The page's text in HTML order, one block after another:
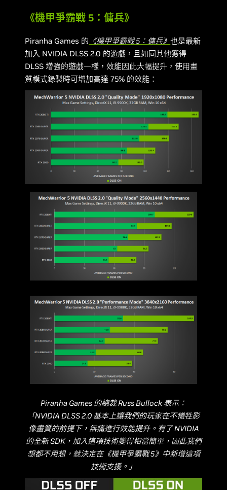
《機甲爭霸戰 5：傭兵》
Piranha Games 的 《機甲爭霸戰 5：傭兵》也是最新
加入 NVIDIA DLSS 2.0 的遊戲，且如同其他獲得
DLSS 增強的遊戲一樣，效能因此大幅提升，使用畫
質模式錄製時可增加高達 75% 的效能：
Piranha Games 的總裁 Russ Bullock 表示：
「NVIDIA DLSS 2.0 基本上讓我們的玩家在不犧牲影
像畫質的前提下，無痛進行效能提升。有了 NVIDIA
的全新 SDK，加入這項技術變得相當簡單，因此我們
想都不用想，就決定在《機甲爭霸戰 5》中新增這項
技術支援。」